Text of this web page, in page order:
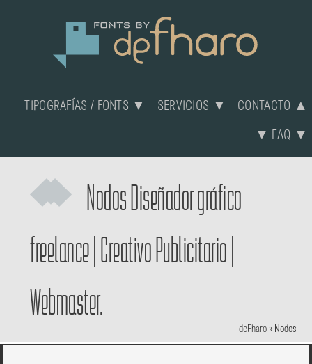
TIPOGRAFÍAS / FONTS ▼ SERVICIOS ▼ CONTACTO ▲
▼ FAQ ▼
NodosDiseñador gráfico
freelance Creativo Publicitario
Webmaster.
deFharo» Nodos